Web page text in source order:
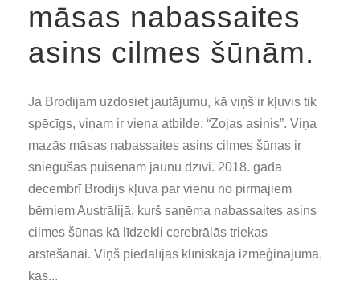
māsas nabassaites
asins cilmes šūnām.
Ja Brodijam uzdosiet jautājumu, kā viņš ir kļuvis tik
spēcīgs, viņam ir viena atbilde: “Zojas asinis”. Viņa
mazās māsas nabassaites asins cilmes šūnas ir
sniegušas puisēnam jaunu dzīvi. 2018. gada
decembrī Brodijs kļuva par vienu no pirmajiem
bērniem Austrālijā, kurš saņēma nabassaites asins
cilmes šūnas kā līdzekli cerebrālās triekas
ārstēšanai. Viņš piedalījās klīniskajā izmēģinājumā,
kas...